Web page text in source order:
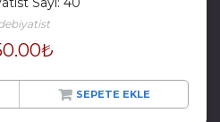
₺
SEPETE EKLE